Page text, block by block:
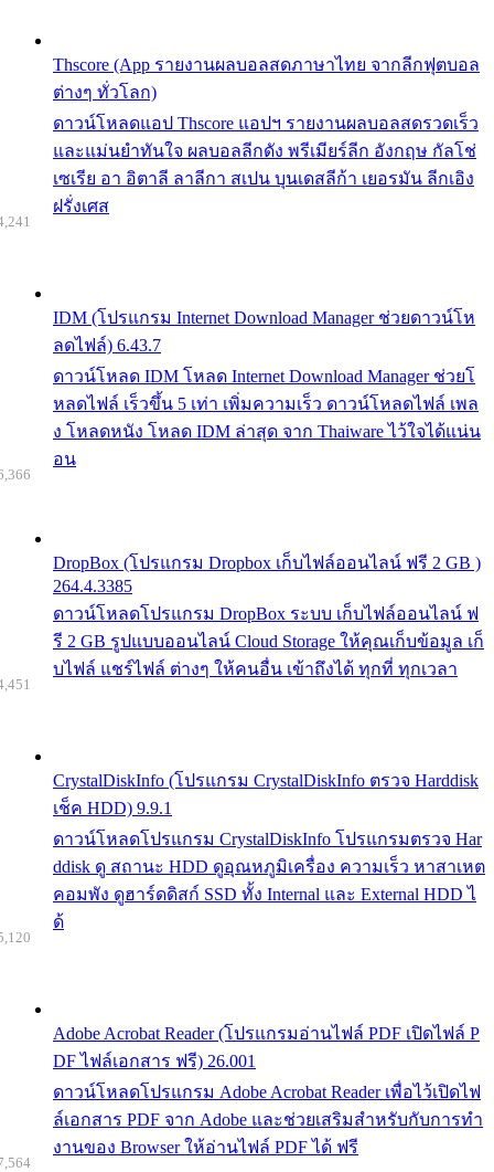
Thscore (App รายงานผลบอลสดภาษาไทย จากลีกฟุตบอล
ต่างๆ ทั่วโลก)
ดาวน์โหลดแอป Thscore แอปฯ รายงานผลบอลสดรวดเร็ว
และแม่นยำทันใจ ผลบอลลีกดัง พรีเมียร์ลีก อังกฤษ กัลโช่
เซเรีย อา อิตาลี ลาลีกา สเปน บุนเดสลีก้า เยอรมัน ลีกเอิง
ฝรั่งเศส
IDM (โปรแกรม Internet Download Manager ช่วยดาวน์โห
ลดไฟล์) 6.43.7
ดาวน์โหลด IDM โหลด Internet Download Manager ช่วยโ
หลดไฟล์ เร็วขึ้น 5 เท่า เพิ่มความเร็ว ดาวน์โหลดไฟล์ เพล
ง โหลดหนัง โหลด IDM ล่าสุด จาก Thaiware ไว้ใจได้แน่น
อน
DropBox (โปรแกรม Dropbox เก็บไฟล์ออนไลน์ ฟรี 2 GB )
264.4.3385
ดาวน์โหลดโปรแกรม DropBox ระบบ เก็บไฟล์ออนไลน์ ฟ
รี 2 GB รูปแบบออนไลน์ Cloud Storage ให้คุณเก็บข้อมูล เก็
บไฟล์ แชร์ไฟล์ ต่างๆ ให้คนอื่น เข้าถึงได้ ทุกที่ ทุกเวลา
CrystalDiskInfo (โปรแกรม CrystalDiskInfo ตรวจ Harddisk
เช็ค HDD) 9.9.1
ดาวน์โหลดโปรแกรม CrystalDiskInfo โปรแกรมตรวจ Har
ddisk ดู สถานะ HDD ดูอุณหภูมิเครื่อง ความเร็ว หาสาเหต
คอมพัง ดูฮาร์ดดิสก์ SSD ทั้ง Internal และ External HDD ไ
ด้
Adobe Acrobat Reader (โปรแกรมอ่านไฟล์ PDF เปิดไฟล์ P
DF ไฟล์เอกสาร ฟรี) 26.001
ดาวน์โหลดโปรแกรม Adobe Acrobat Reader เพื่อไว้เปิดไฟ
ล์เอกสาร PDF จาก Adobe และช่วยเสริมสำหรับกับการทำ
งานของ Browser ให้อ่านไฟล์ PDF ได้ ฟรี